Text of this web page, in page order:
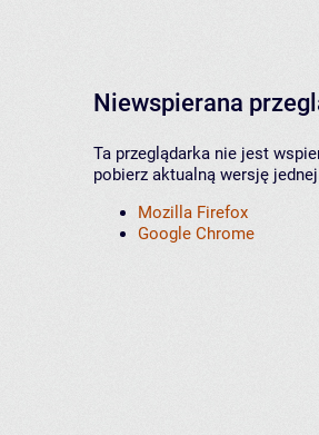
Niewspierana
Ta przeglądarka nie jest
pobierz aktualną wersję
Mozilla Firefox
Google Chrome